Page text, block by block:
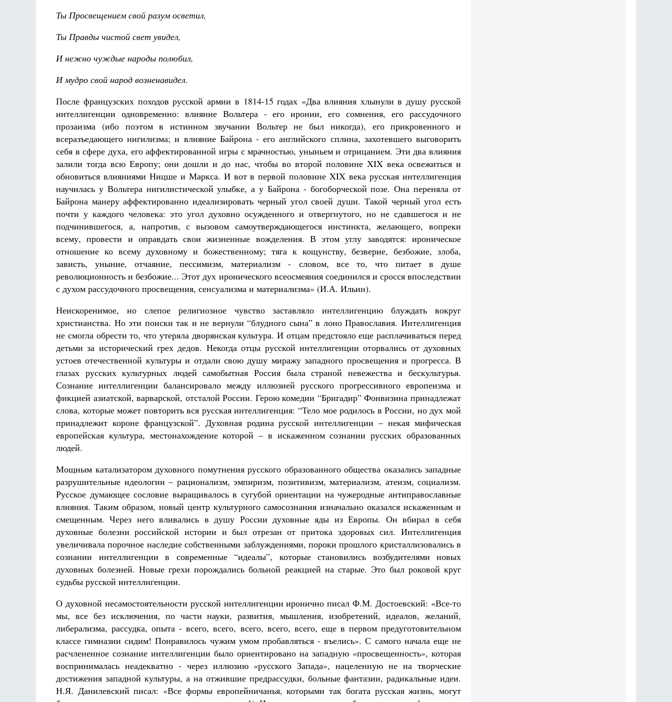
Ты Просвещением свой разум осветил,
Ты Правды чистой свет увидел,
И нежно чуждые народы полюбил,
И мудро свой народ возненавидел.
После французских походов русской армии в 1814-15 годах «Два влияния хлынули в душу русской
интеллигенции одновременно: влияние Вольтера - его иронии, его сомнения, его рассудочного
прозаизма (ибо поэтом в истинном звучании Вольтер не был никогда), его прикровенного и
всеразъедающего нигилизма; и влияние Байрона - его английского сплина, захотевшего выговорить
себя в сфере духа, его аффектированной игры с мрачностью, уныньем и отрицанием. Эти два влияния
залили тогда всю Европу; они дошли и до нас, чтобы во второй половине XIX века освежиться и
обновиться влияниями Ницше и Маркса. И вот в первой половине XIX века русская интеллигенция
научилась у Вольтера нигилистической улыбке, а у Байрона - богоборческой позе. Она переняла от
Байрона манеру аффектированно идеализировать черный угол своей души. Такой черный угол есть
почти у каждого человека: это угол духовно осужденного и отвергнутого, но не сдавшегося и не
подчинившегося, а, напротив, с вызовом самоутверждающегося инстинкта, желающего, вопреки
всему, провести и оправдать свои жизненные вожделения. В этом углу заводятся: ироническое
отношение ко всему духовному и божественному; тяга к кощунству, безверие, безбожие, злоба,
зависть, уныние, отчаяние, пессимизм, материализм - словом, все то, что питает в душе
революционность и безбожие... Этот дух иронического всеосмеяния соединился и сросся впоследствии
с духом рассудочного просвещения, сенсуализма и материализма» (И.А. Ильин).
Неискоренимое, но слепое религиозное чувство заставляло интеллигенцию блуждать вокруг
христианства. Но эти поиски так и не вернули “блудного сына” в лоно Православия. Интеллигенция
не смогла обрести то, что утеряла дворянская культура. И отцам предстояло еще расплачиваться перед
детьми за исторический грех дедов. Некогда отцы русской интеллигенции оторвались от духовных
устоев отечественной культуры и отдали свою душу миражу западного просвещения и прогресса. В
глазах русских культурных людей самобытная Россия была страной невежества и бескультурья.
Сознание интеллигенции балансировало между иллюзией русского прогрессивного европеизма и
фикцией азиатской, варварской, отсталой России. Герою комедии “Бригадир” Фонвизина принадлежат
слова, которые может повторить вся русская интеллигенция: “Тело мое родилось в России, но дух мой
принадлежит короне французской”. Духовная родина русской интеллигенции – некая мифическая
европейская культура, местонахождение которой – в искаженном сознании русских образованных
людей.
Мощным катализатором духовного помутнения русского образованного общества оказались западные
разрушительные идеологии – рационализм, эмпиризм, позитивизм, материализм, атеизм, социализм.
Русское думающее сословие выращивалось в сугубой ориентации на чужеродные антиправославные
влияния. Таким образом, новый центр культурного самосознания изначально оказался искаженным и
смещенным. Через него вливались в душу России духовные яды из Европы. Он вбирал в себя
духовные болезни российской истории и был отрезан от притока здоровых сил. Интеллигенция
увеличивала порочное наследие собственными заблуждениями, пороки прошлого кристаллизовались в
сознании интеллигенции в современные “идеалы”, которые становились возбудителями новых
духовных болезней. Новые грехи порождались больной реакцией на старые. Это был роковой круг
судьбы русской интеллигенции.
О духовной несамостоятельности русской интеллигенции иронично писал Ф.М. Достоевский: «Все-то
мы, все без исключения, по части науки, развития, мышления, изобретений, идеалов, желаний,
либерализма, рассудка, опыта - всего, всего, всего, всего, всего, еще в первом предуготовительном
классе гимназии сидим! Понравилось чужим умом пробавляться - въелись». С самого начала еще не
расчлененное сознание интеллигенции было ориентировано на западную «просвещенность», которая
воспринималась неадекватно - через иллюзию «русского Запада», нацеленную не на творческие
достижения западной культуры, а на отжившие предрассудки, больные фантазии, радикальные идеи.
Н.Я. Данилевский писал: «Все формы европейничанья, которыми так богата русская жизнь, могут